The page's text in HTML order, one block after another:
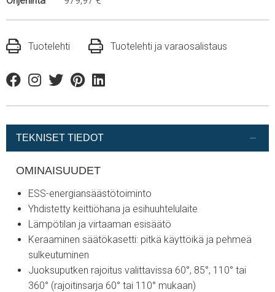
Tuotelehti Tuotelehti ja varaosalistaus
FacebookInstagram
TwitterPinterestLinkedin
TEKNISET TIEDOT
OMINAISUUDET
ESS-energiansäästötoiminto
Yhdistetty keittiöhana ja esihuuhtelulaite
Lämpötilan ja virtaaman esisäätö
Keraaminen säätökasetti: pitkä käyttöikä ja pehmeä
sulkeutuminen
Juoksuputken rajoitus valittavissa 60°, 85°, 110° tai
360° (rajoitinsarja 60° tai 110° mukaan)